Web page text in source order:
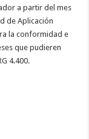
a partir del mes
de Aplicación
la conformidad e
que pudieren
4.400.